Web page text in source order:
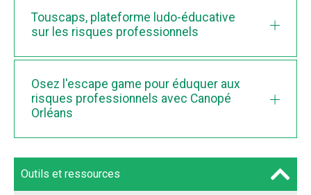
Touscaps, plateforme ludo-éducative
sur les risques professionnels
Osez l'escape game pour éduquer aux
risques professionnels avec Canopé
Orléans
Outils et ressources